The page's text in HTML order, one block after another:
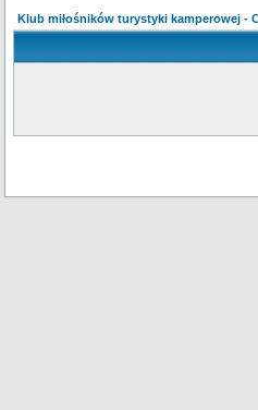
Klub miłośników turystyki kamperowej -